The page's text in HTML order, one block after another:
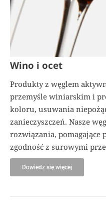
Wino i ocet
Produkty z węglem
przemyśle winiarskim i
koloru, usuwania
zanieczyszczeń. Nasze
rozwiązania, pomagające
zgodność z surowymi
Dowiedz się więcej